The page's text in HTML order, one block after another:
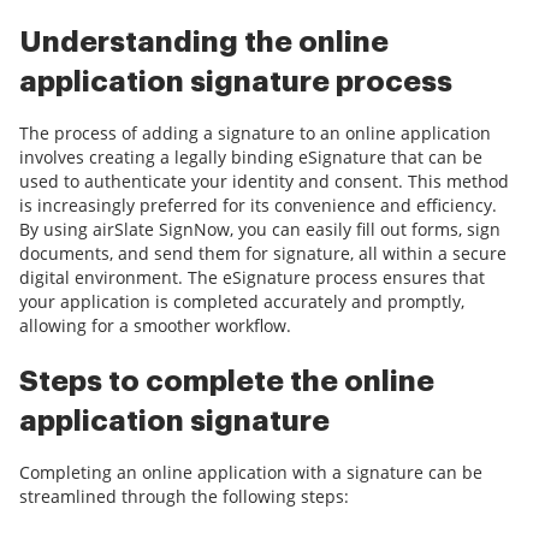
Understanding the online
application signature process
The process of adding a signature to an online application
involves creating a legally binding eSignature that can be
used to authenticate your identity and consent. This method
is increasingly preferred for its convenience and efficiency.
By using airSlate SignNow, you can easily fill out forms, sign
documents, and send them for signature, all within a secure
digital environment. The eSignature process ensures that
your application is completed accurately and promptly,
allowing for a smoother workflow.
Steps to complete the online
application signature
Completing an online application with a signature can be
streamlined through the following steps: